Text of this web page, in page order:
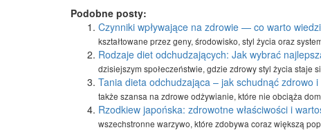
Podobne posty:
Czynniki wpływające na zdrowie — co warto
kształtowane przez geny, środowisko, styl życia oraz
Rodzaje diet odchudzających: Jak wybrać
dzisiejszym społeczeństwie, gdzie zdrowy styl życia staje
Tania dieta odchudzająca – jak schudnąć zdrowo i
także szansa na zdrowe odżywianie, które nie obciąża
Rzodkiew japońska: zdrowotne właściwości i
wszechstronne warzywo, które zdobywa coraz większą